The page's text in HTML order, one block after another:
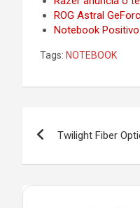
ROG Astral
Notebook
Tags: NOTEBOOK
navigation
Twilight Fiber